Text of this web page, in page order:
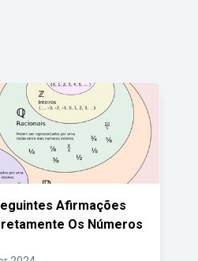
Afirmações
Os Números